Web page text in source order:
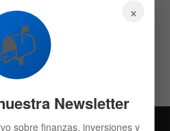
4.7k
Followers
×
Newsletter
sobre finanzas, inversiones y